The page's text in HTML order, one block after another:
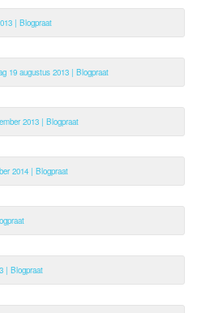
| Blogpraat
19 augustus 2013 | Blogpraat
2013 | Blogpraat
2014 | Blogpraat
| Blogpraat